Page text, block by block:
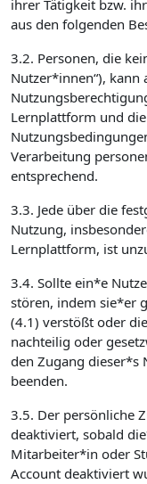
ihrer Tätigkeit bzw.
aus den folgenden
3.2. Personen, die
Nutzer*innen“), kann
Lernplattform und
Verarbeitung
entsprechend.
3.3. Jede über die
Nutzung,
Lernplattform, ist
3.4. Sollte ein*e
stören, indem sie*er
(4.1) verstößt oder
nachteilig oder
den Zugang dieser*s
beenden.
3.5. Der persönliche
deaktiviert, sobald
Mitarbeiter*in oder
Account deaktiviert